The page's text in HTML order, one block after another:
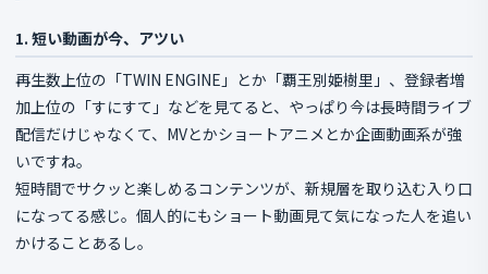
1. 短い動画が今、アツい
再生数上位の「TWIN ENGINE」とか「覇王別姫樹里」、登録者増
加上位の「すにすて」などを見てると、やっぱり今は長時間ライブ
配信だけじゃなくて、MVとかショートアニメとか企画動画系が強
いですね。
短時間でサクッと楽しめるコンテンツが、新規層を取り込む入り口
になってる感じ。個人的にもショート動画見て気になった人を追い
かけることあるし。